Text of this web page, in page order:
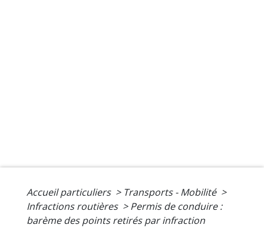
Accueil particuliers > Transports - Mobilité >
Infractions routières > Permis de conduire :
barème des points retirés par infraction